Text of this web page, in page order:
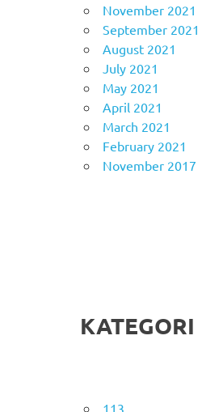
November 2021
September 2021
August 2021
July 2021
May 2021
April 2021
March 2021
February 2021
November 2017
KATEGORI
113